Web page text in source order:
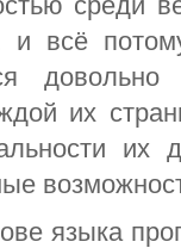
и всё
довольно
их
их
языка